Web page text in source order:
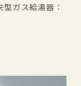
ガス給湯器：